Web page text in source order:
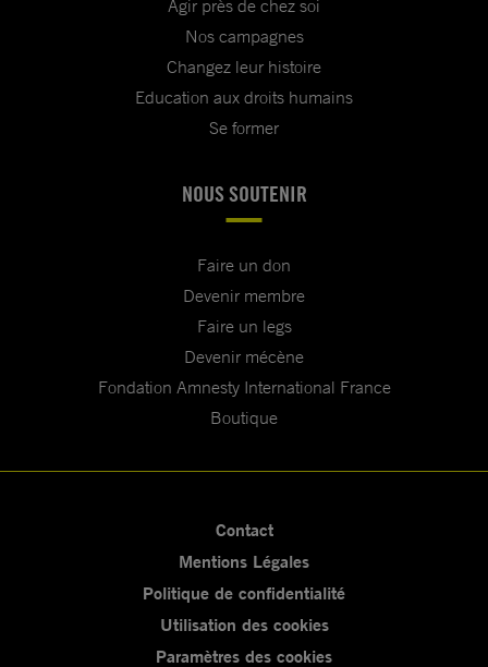
Agir près de chez soi
Nos campagnes
Changez leur histoire
Education aux droits humains
Se former
NOUS SOUTENIR
Faire un don
Devenir membre
Faire un legs
Devenir mécène
Fondation Amnesty International France
Boutique
Contact
Mentions Légales
Politique de confidentialité
Utilisation des cookies
Paramètres des cookies